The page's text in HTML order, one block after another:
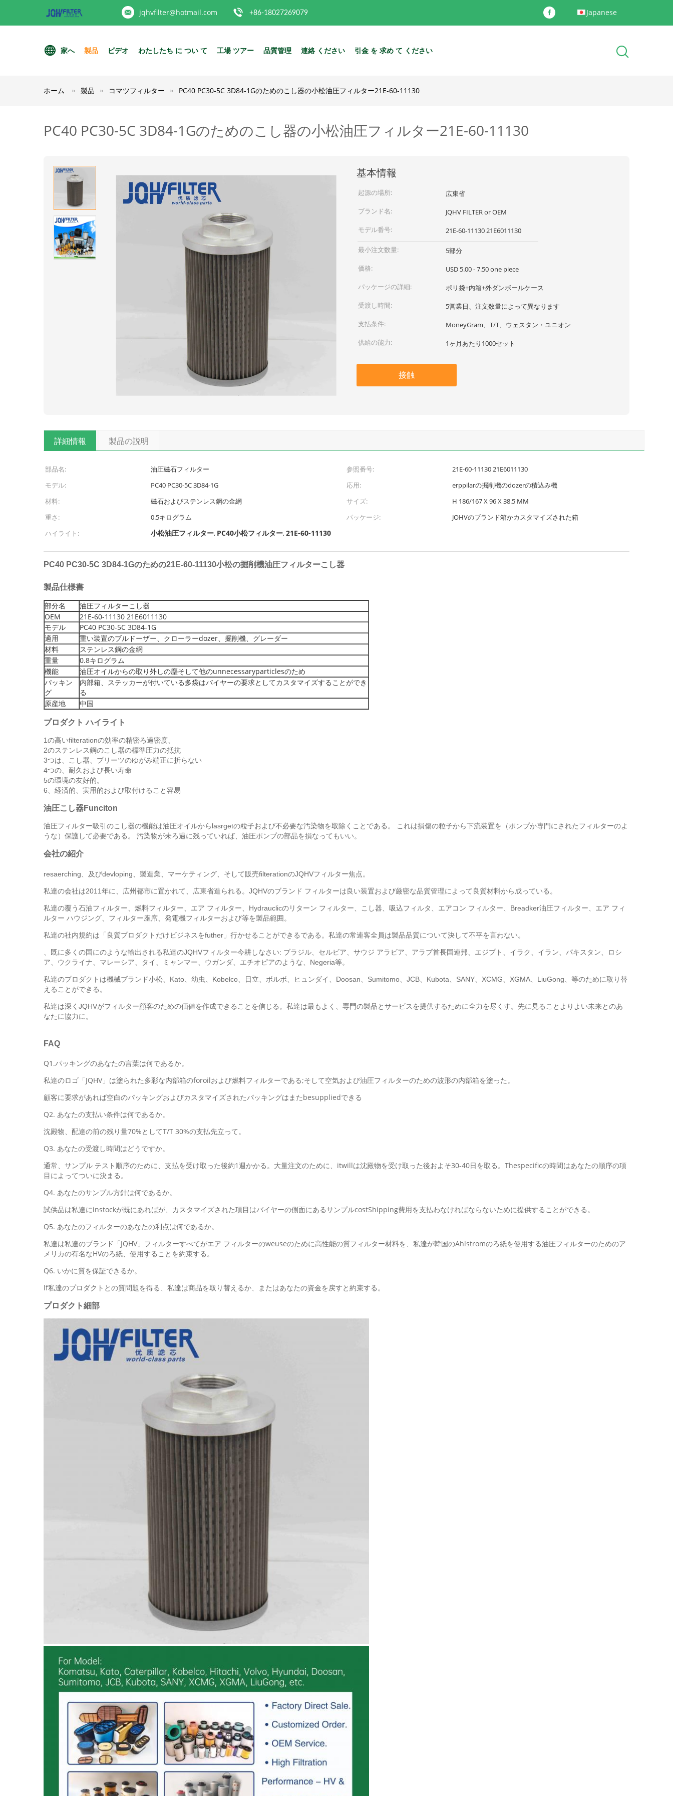
jqhvfilter@hotmail.com +86-18027269079 Japanese
家へ 製品 ビデオ わたしたち に つい て 工場 ツアー 品質管理 連絡 ください 引金 を 求め て ください
ホーム 製品 コマツフィルター PC40 PC30-5C 3D84-1Gのためのこし器の小松油圧フィルター21E-60-11130
PC40 PC30-5C 3D84-1Gのためのこし器の小松油圧フィルター21E-60-11130
基本情報
起源の場所:
広東省
ブランド名:
JQHV FILTER or OEM
モデル番号:
21E-60-11130 21E6011130
最小注文数量:
5部分
価格:
USD 5.00 - 7.50 one piece
パッケージの詳細:
ポリ袋+内箱+外ダンボールケース
受渡し時間:
5営業日、注文数量によって異なります
支払条件:
MoneyGram、T/T、ウェスタン・ユニオン
供給の能力:
1ヶ月あたり1000セット
接触
詳細情報 製品の説明
部品名: 油圧磁石フィルター 参照番号:
21E-60-11130 21E6011130
モデル:
PC40 PC30-5C 3D84-1G 応用:
erppilarの掘削機のdozerの積込み機
材料:
磁石およびステンレス鋼の金網 サイズ:
H 186/167 X 96 X 38.5 MM
重さ:
0.5キログラム パッケージ:
JOHVのブランド箱かカスタマイズされた箱
ハイライト:
小松油圧フィルター, PC40小松フィルター,21E-60-11130
PC40 PC30-5C 3D84-1Gのための21E-60-11130小松の掘削機油圧フィルターこし器
製品仕様書
部分名
油圧フィルターこし器
OEM
21E-60-11130 21E6011130
モデル
PC40 PC30-5C 3D84-1G
適用
重い装置のブルドーザー、クローラーdozer、掘削機、グレーダー
材料
ステンレス鋼の金網
重量
0.8キログラム
機能
油圧オイルからの取り外しの塵そして他のunnecessaryparticlesのため
パッキン
グ
内部箱、ステッカーが付いている多袋はバイヤーの要求としてカスタマイズすることができ
る
原産地
中国
プロダクト ハイライト
1の高いfilterationの効率の精密ろ過密度、
2のステンレス鋼のこし器の標準圧力の抵抗
3つは、こし器、プリーツのゆがみ端正に折らない
4つの、耐久および長い寿命
5の環境の友好的。
6、経済的、実用的および取付けること容易
油圧こし器Funciton
油圧フィルター吸引のこし器の機能は油圧オイルからlasrgetの粒子および不必要な汚染物を取除くことである。 これは損傷の粒子から下流装置を（ポンプか専門にされたフィルターのよ
うな）保護して必要である。 汚染物が未ろ過に残っていれば、油圧ポンプの部品を損なってもいい。
会社の紹介
resaerching、及びdevloping、製造業、マーケティング、そして販売filterationのJQHVフィルター焦点。
私達の会社は2011年に、広州都市に置かれて、広東省造られる。JQHVのブランド フィルターは良い装置および厳密な品質管理によって良質材料から成っている。
私達の覆う石油フィルター、燃料フィルター、エア フィルター、Hydrauclicのリターン フィルター、こし器、吸込フィルタ、エアコン フィルター、Breadker油圧フィルター、エア フィ
ルター ハウジング、フィルター座席、発電機フィルターおよび等を製品範囲。
私達の社内規約は「良質プロダクトだけビジネスをfuther」行かせることができるである。私達の常連客全員は製品品質について決して不平を言わない。
、既に多くの国にのような輸出される私達のJQHVフィルター今耕しなさい: ブラジル、セルビア、サウジ アラビア、アラブ首長国連邦、エジプト、イラク、イラン、パキスタン、ロシ
ア、ウクライナ、マレーシア、タイ、ミャンマー、ウガンダ、エチオピアのような、Negeria等。
私達のプロダクトは機械ブランド小松、Kato、幼虫、Kobelco、日立、ボルボ、ヒュンダイ、Doosan、Sumitomo、JCB、Kubota、SANY、XCMG、XGMA、LiuGong、等のために取り替
えることができる。
私達は深くJQHVがフィルター顧客のための価値を作成できることを信じる。私達は最もよく、専門の製品とサービスを提供するために全力を尽くす。先に見ることよりよい未来とのあ
なたに協力に。
FAQ
Q1.パッキングのあなたの言葉は何であるか。
私達のロゴ「JQHV」は塗られた多彩な内部箱のforoilおよび燃料フィルターである;そして空気および油圧フィルターのための波形の内部箱を塗った。
顧客に要求があれば空白のパッキングおよびカスタマイズされたパッキングはまたbesuppliedできる
Q2. あなたの支払い条件は何であるか。
沈殿物、配達の前の残り量70%としてT/T 30%の支払先立って。
Q3. あなたの受渡し時間はどうですか。
通常、サンプル テスト順序のために、支払を受け取った後約1週かかる。大量注文のために、itwillは沈殿物を受け取った後およそ30-40日を取る。Thespecificの時間はあなたの順序の項
目によってついに決まる。
Q4. あなたのサンプル方針は何であるか。
試供品は私達にinstockが既にあればが、カスタマイズされた項目はバイヤーの側面にあるサンプルcostShipping費用を支払わなければならないために提供することができる。
Q5. あなたのフィルターのあなたの利点は何であるか。
私達は私達のブランド「JQHV」フィルターすべてがエア フィルターのweuseのために高性能の質フィルター材料を、私達が韓国のAhlstromのろ紙を使用する油圧フィルターのためのア
メリカの有名なHVのろ紙、使用することを約束する。
Q6. いかに質を保証できるか。
lf私達のプロダクトとの質問題を得る、私達は商品を取り替えるか、またはあなたの資金を戻すと約束する。
プロダクト細部